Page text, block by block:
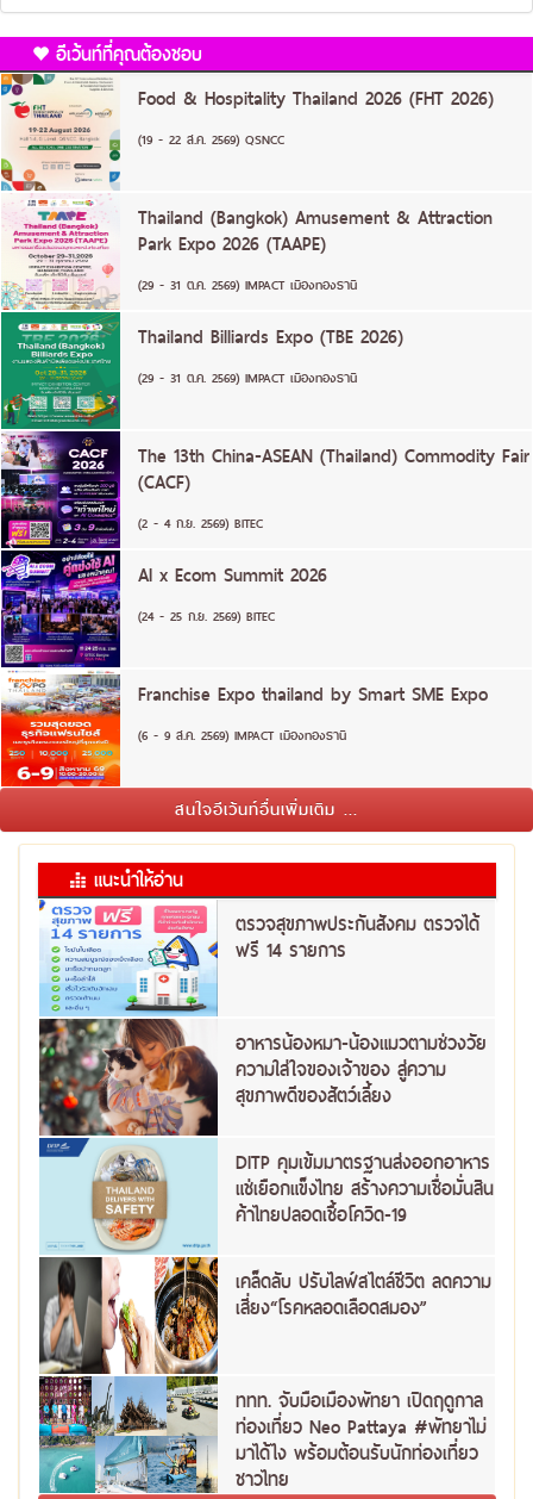
อีเว้นท์ที่คุณต้องชอบ
Food & Hospitality Thailand 2026 (FHT 2026)
(19 - 22 ส.ค. 2569) QSNCC
Thailand (Bangkok) Amusement & Attraction
Park Expo 2026 (TAAPE)
(29 - 31 ต.ค. 2569) IMPACT เมืองทองธานี
Thailand Billiards Expo (TBE 2026)
(29 - 31 ต.ค. 2569) IMPACT เมืองทองธานี
The 13th China-ASEAN (Thailand) Commodity Fair
(CACF)
(2 - 4 ก.ย. 2569) BITEC
AI x Ecom Summit 2026
(24 - 25 ก.ย. 2569) BITEC
Franchise Expo thailand by Smart SME Expo
(6 - 9 ส.ค. 2569) IMPACT เมืองทองธานี
สนใจอีเว้นท์อื่นเพิ่มเติม ...
แนะนำให้อ่าน
ตรวจสุขภาพประกันสังคม ตรวจได้
ฟรี 14 รายการ
อาหารน้องหมา-น้องแมวตามช่วงวัย
ความใส่ใจของเจ้าของ สู่ความ
สุขภาพดีของสัตว์เลี้ยง
DITP คุมเข้มมาตรฐานส่งออกอาหาร
แช่เยือกแข็งไทย สร้างความเชื่อมั่นสิน
ค้าไทยปลอดเชื้อโควิด-19
เคล็ดลับ ปรับไลฟ์สไตล์ชีวิต ลดความ
เสี่ยง“โรคหลอดเลือดสมอง”
ททท. จับมือเมืองพัทยา เปิดฤดูกาล
ท่องเที่ยว Neo Pattaya #พัทยาไม่
มาได้ไง พร้อมต้อนรับนักท่องเที่ยว
ชาวไทย